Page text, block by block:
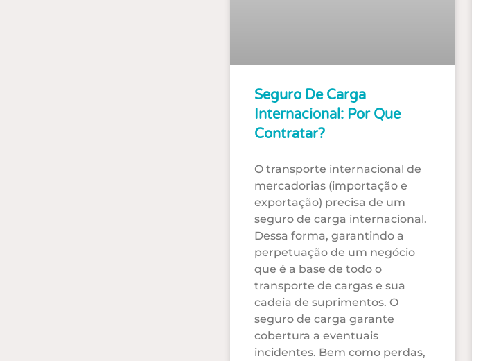
Seguro De Carga
Internacional: Por Que
Contratar?
O transporte internacional de
mercadorias (importação e
exportação) precisa de um
seguro de carga internacional.
Dessa forma, garantindo a
perpetuação de um negócio
que é a base de todo o
transporte de cargas e sua
cadeia de suprimentos. O
seguro de carga garante
cobertura a eventuais
incidentes. Bem como perdas,